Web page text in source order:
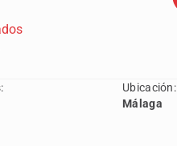
Ubicación:
Málaga